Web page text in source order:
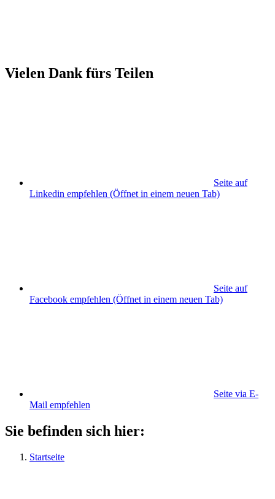
Vielen Dank fürs Teilen
Seite auf
Linkedin empfehlen (Öffnet in einem neuen Tab)
Seite auf
Facebook empfehlen (Öffnet in einem neuen Tab)
Seite via E-
Mail empfehlen
Sie befinden sich hier:
Startseite